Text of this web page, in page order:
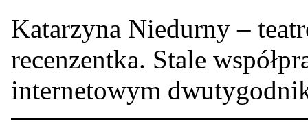
Katarzyna Niedurny –
recenzentka. Stale
internetowym